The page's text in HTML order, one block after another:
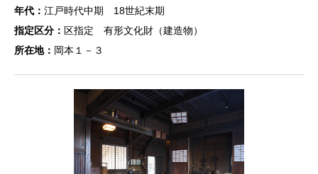
年代： 江戸時代中期 18世紀末期
指定区分： 区指定 有形文化財（建造物）
所在地： 岡本１－３